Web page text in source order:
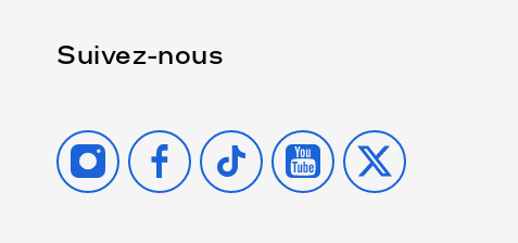
Suivez-nous
INSTAGRAMFACEBOOK
TIKTOK YOUTUBE
X